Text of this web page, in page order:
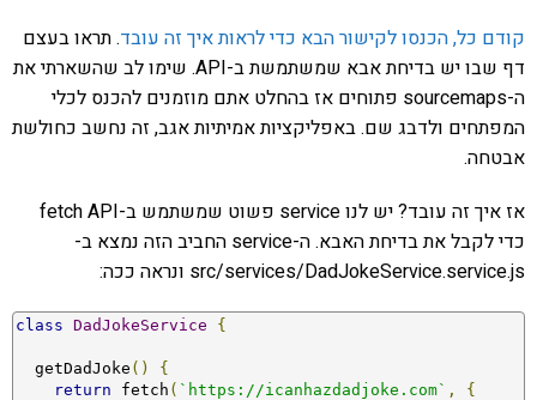
קודם כל, הכנסו לקישור הבא כדי לראות איך זה עובד. תראו בעצם
דף שבו יש בדיחת אבא שמשתמשת ב-API. שימו לב שהשארתי את
ה-sourcemaps פתוחים אז בהחלט אתם מוזמנים להכנס לכלי
המפתחים ולדבג שם. באפליקציות אמיתיות אגב, זה נחשב כחולשת
אבטחה.
אז איך זה עובד? יש לנו service פשוט שמשתמש ב-fetch API
כדי לקבל את בדיחת האבא. ה-service החביב הזה נמצא ב-
src/services/DadJokeService.service.js ונראה ככה:
class DadJokeService {
  getDadJoke
()
{
return fetch ( `https://icanhazdadjoke.com` ,
{